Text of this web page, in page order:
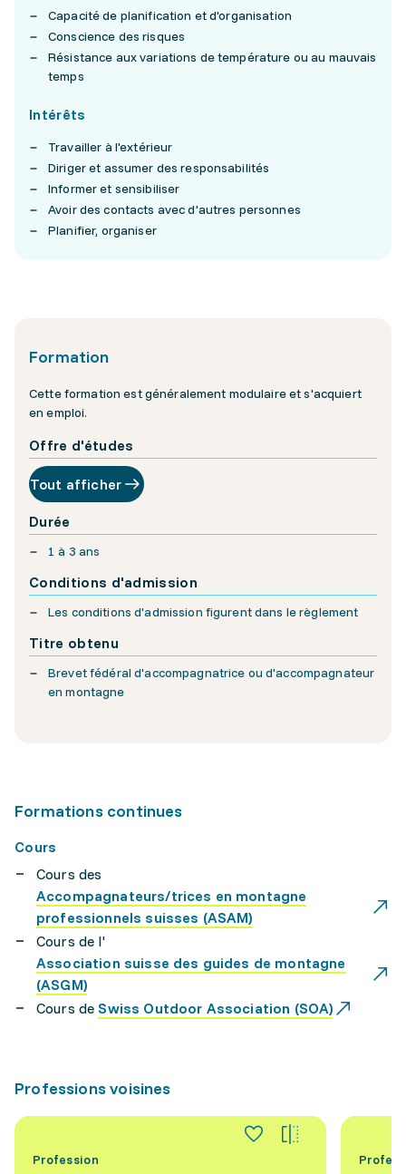
Capacité de planification et d'organisation
Conscience des risques
Résistance aux variations de température ou au mauvais
temps
Intérêts
Travailler à l'extérieur
Diriger et assumer des responsabilités
Informer et sensibiliser
Avoir des contacts avec d'autres personnes
Planifier, organiser
Formation
Cette formation est généralement modulaire et s'acquiert
en emploi.
Offre d'études
Tout afficher
Durée
1 à 3 ans
Conditions d'admission
Les conditions d'admission figurent dans le règlement
Titre obtenu
Brevet fédéral d'accompagnatrice ou d'accompagnateur
en montagne
Formations continues
Cours
Cours des
Accompagnateurs/trices en montagne
professionnels suisses (ASAM)
Cours de l'
Association suisse des guides de montagne
(ASGM)
Cours deSwiss Outdoor Association (SOA)
Professions voisines
Profession